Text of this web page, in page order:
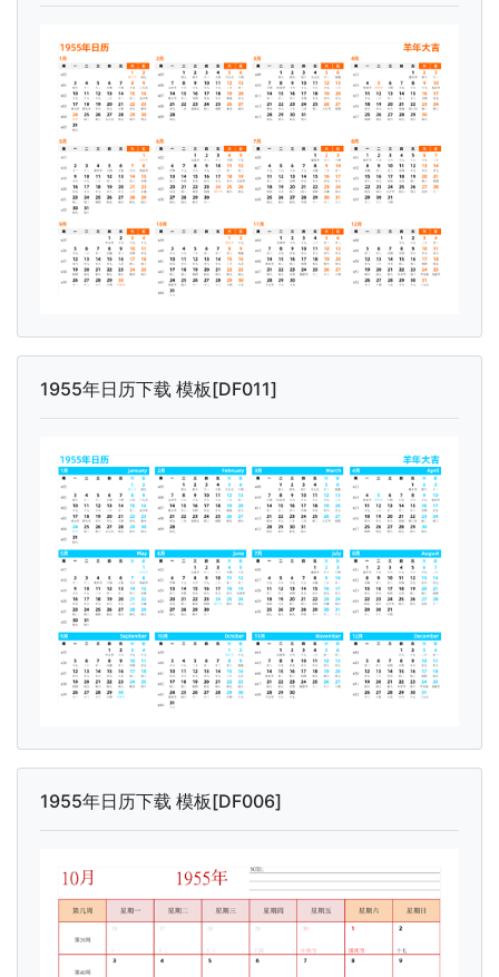
1955年日历下载 模板[DF011]
1955年日历下载 模板[DF006]